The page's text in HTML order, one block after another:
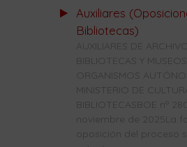
Auxiliares
Bibliotecas)
AUXILIARES DE
BIBLIOTECAS Y MUSEOS
ORGANISMOS
MINISTERIO DE
BIBLIOTECASBOE nº
noviembre de 2025La
oposición del proceso